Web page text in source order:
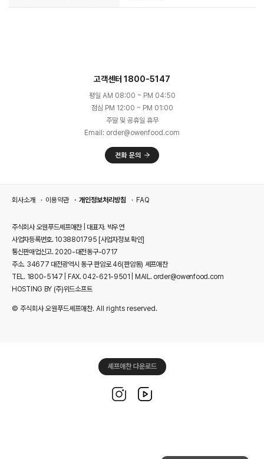
고객센터 1800-5147
평일 AM 08:00 ~ PM 04:50
점심 PM 12:00 ~ PM 01:00
주말 및 공휴일 휴무
Email: order@owenfood.com
회사소개 이용약관 개인정보처리방침 FAQ
주식회사 오웬푸드셰프애찬 | 대표자. 박우연
사업자등록번호. 1038801795 [사업자정보 확인]
통신판매업신고. 2020-대전동구-0717
주소. 34677 대전광역시 동구 판암로 46(판암동) 셰프애찬
TEL. 1800-5147 | FAX. 042-621-9501 | MAIL. order@owenfood.com
HOSTING BY (주)위드소프트
© 주식회사 오웬푸드셰프애찬. All rights reserved.
셰프애찬 다운로드